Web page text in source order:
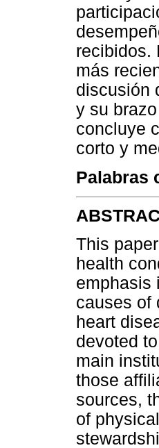
recibidos.
más
discusión
y su
concluye
corto y
Palabras
This
health
emphasis
causes of
heart
devoted
main
those
sources,
of